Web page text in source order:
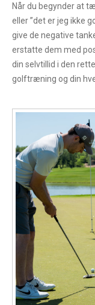
Når du begynder at
eller ”det er jeg ikke
give de negative
erstatte dem med
din selvtillid i den
golftræning og din